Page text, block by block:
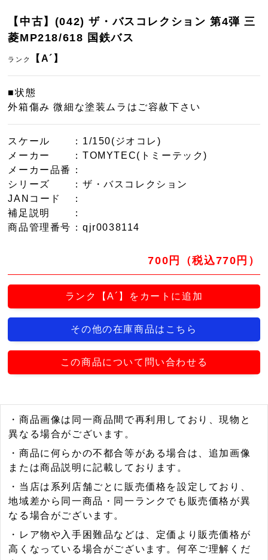
【中古】(042) ザ・バスコレクション 第4弾 三
菱MP218/618 国鉄バス
ランク 【A´】
■状態
外箱傷み 微細な塗装ムラはご容赦下さい
スケール
：1/150(ジオコレ)
メーカー
：TOMYTEC(トミーテック)
メーカー品番
：
シリーズ
：ザ・バスコレクション
JANコード
：
補足説明
：
商品管理番号 ：qjr0038114
700円（税込770円）
ランク【A´】をカートに追加
その他の在庫商品はこちら
この商品について問い合わせる
・商品画像は同一商品間で再利用しており、現物と
異なる場合がございます。
・商品に何らかの不都合等がある場合は、追加画像
または商品説明に記載しております。
・当店は系列店舗ごとに販売価格を設定しており、
地域差から同一商品・同一ランクでも販売価格が異
なる場合がございます。
・レア物や入手困難品などは、定価より販売価格が
高くなっている場合がございます。何卒ご理解くだ